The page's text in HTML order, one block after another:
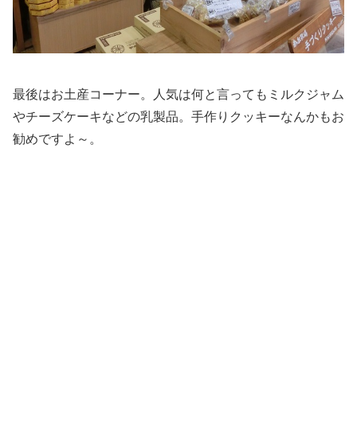
最後はお土産コーナー。人気は何と言ってもミルクジャム
やチーズケーキなどの乳製品。手作りクッキーなんかもお
勧めですよ～。